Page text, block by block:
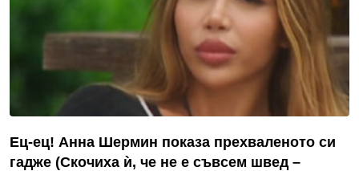
Ец-ец! Анна Шермин показа прехваленото си
гадже (Скочиха ѝ, че не е съвсем швед –